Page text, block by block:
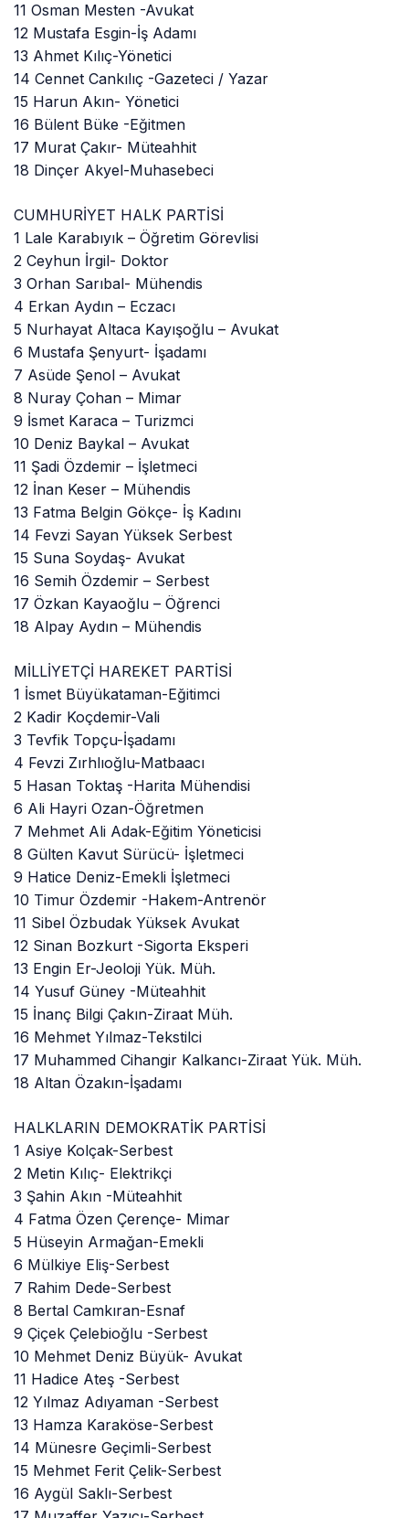
11 Osman Mesten -Avukat
12 Mustafa Esgin-İş Adamı
13 Ahmet Kılıç-Yönetici
14 Cennet Cankılıç -Gazeteci / Yazar
15 Harun Akın- Yönetici
16 Bülent Büke -Eğitmen
17 Murat Çakır- Müteahhit
18 Dinçer Akyel-Muhasebeci
CUMHURİYET HALK PARTİSİ
1 Lale Karabıyık – Öğretim Görevlisi
2 Ceyhun İrgil- Doktor
3 Orhan Sarıbal- Mühendis
4 Erkan Aydın – Eczacı
5 Nurhayat Altaca Kayışoğlu – Avukat
6 Mustafa Şenyurt- İşadamı
7 Asüde Şenol – Avukat
8 Nuray Çohan – Mimar
9 İsmet Karaca – Turizmci
10 Deniz Baykal – Avukat
11 Şadi Özdemir – İşletmeci
12 İnan Keser – Mühendis
13 Fatma Belgin Gökçe- İş Kadını
14 Fevzi Sayan Yüksek Serbest
15 Suna Soydaş- Avukat
16 Semih Özdemir – Serbest
17 Özkan Kayaoğlu – Öğrenci
18 Alpay Aydın – Mühendis
MİLLİYETÇİ HAREKET PARTİSİ
1 İsmet Büyükataman-Eğitimci
2 Kadir Koçdemir-Vali
3 Tevfik Topçu-İşadamı
4 Fevzi Zırhlıoğlu-Matbaacı
5 Hasan Toktaş -Harita Mühendisi
6 Ali Hayri Ozan-Öğretmen
7 Mehmet Ali Adak-Eğitim Yöneticisi
8 Gülten Kavut Sürücü- İşletmeci
9 Hatice Deniz-Emekli İşletmeci
10 Timur Özdemir -Hakem-Antrenör
11 Sibel Özbudak Yüksek Avukat
12 Sinan Bozkurt -Sigorta Eksperi
13 Engin Er-Jeoloji Yük. Müh.
14 Yusuf Güney -Müteahhit
15 İnanç Bilgi Çakın-Ziraat Müh.
16 Mehmet Yılmaz-Tekstilci
17 Muhammed Cihangir Kalkancı-Ziraat Yük. Müh.
18 Altan Özakın-İşadamı
HALKLARIN DEMOKRATİK PARTİSİ
1 Asiye Kolçak-Serbest
2 Metin Kılıç- Elektrikçi
3 Şahin Akın -Müteahhit
4 Fatma Özen Çerençe- Mimar
5 Hüseyin Armağan-Emekli
6 Mülkiye Eliş-Serbest
7 Rahim Dede-Serbest
8 Bertal Camkıran-Esnaf
9 Çiçek Çelebioğlu -Serbest
10 Mehmet Deniz Büyük- Avukat
11 Hadice Ateş -Serbest
12 Yılmaz Adıyaman -Serbest
13 Hamza Karaköse-Serbest
14 Münesre Geçimli-Serbest
15 Mehmet Ferit Çelik-Serbest
16 Aygül Saklı-Serbest